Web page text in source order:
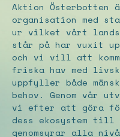
Aktion Österbotten
organisation med
ur vilket vårt
står på har vuxit
och vi vill att
friska hav med
uppfyller både
behov. Genom vår
vi efter att göra
dess ekosystem
genomsyrar alla